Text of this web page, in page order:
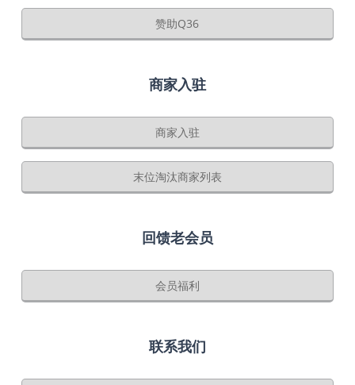
赞助Q36
商家入驻
商家入驻
末位淘汰商家列表
回馈老会员
会员福利
联系我们